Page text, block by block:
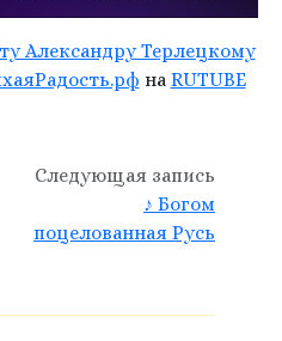
Александру Терлецкому
на RUTUBE
Следующая запись
♪ Богом
поцелованная Русь